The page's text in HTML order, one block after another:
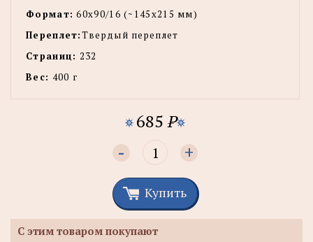
Формат: 60x90/16 (~145х215 мм)
Переплет:Твердый переплет
Страниц: 232
Вес: 400 г
685 P
- +
Купить
С этим товаром покупают